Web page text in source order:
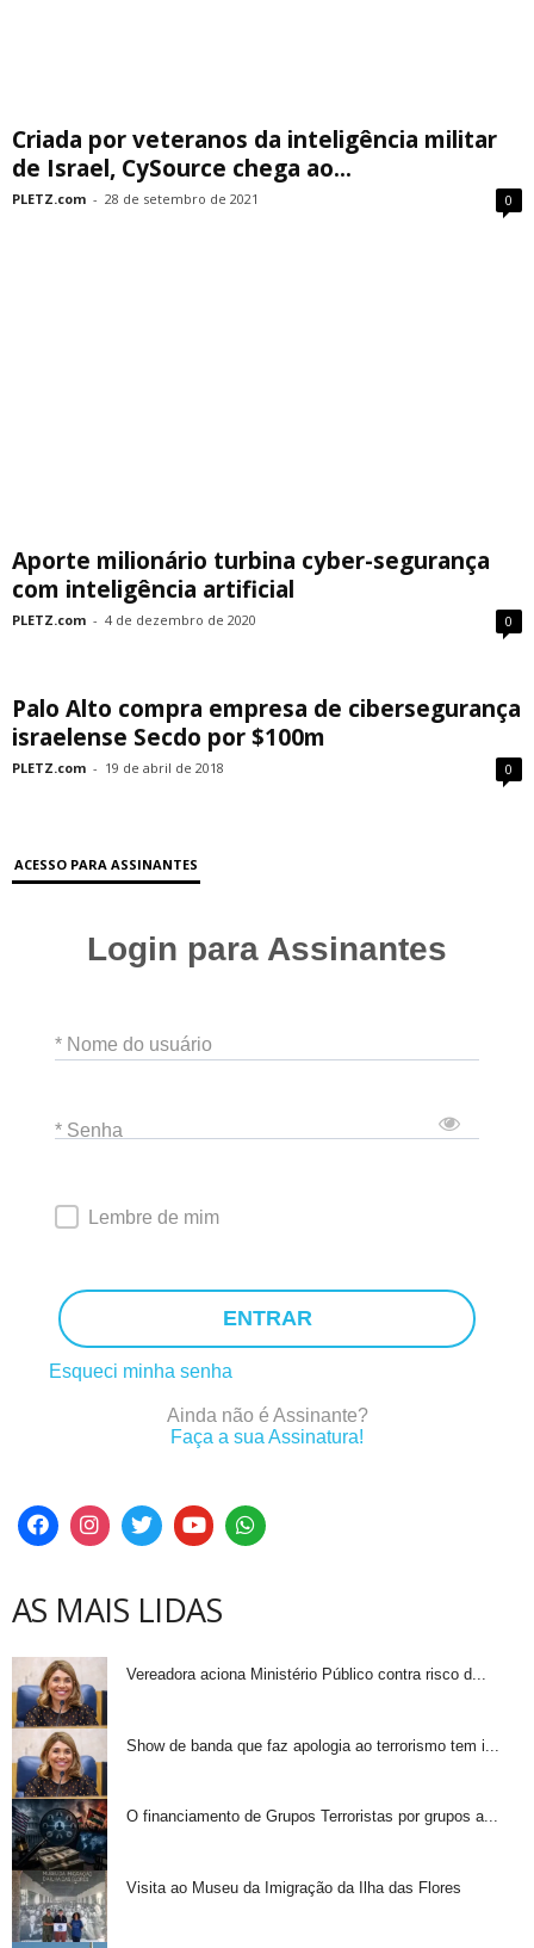
Criada por veteranos da inteligência militar
de Israel, CySource chega ao...
PLETZ.com - 28 de setembro de 2021 0
Aporte milionário turbina cyber-segurança
com inteligência artificial
PLETZ.com - 4 de dezembro de 2020 0
Palo Alto compra empresa de cibersegurança
israelense Secdo por $100m
PLETZ.com - 19 de abril de 2018 0
ACESSO PARA ASSINANTES
Login para Assinantes
* Nome do usuário
* Senha
Lembre de mim
ENTRAR
Esqueci minha senha
Ainda não é Assinante?
Faça a sua Assinatura!
AS MAIS LIDAS
Vereadora aciona Ministério Público contra risco d...
Show de banda que faz apologia ao terrorismo tem i...
O financiamento de Grupos Terroristas por grupos a...
Visita ao Museu da Imigração da Ilha das Flores